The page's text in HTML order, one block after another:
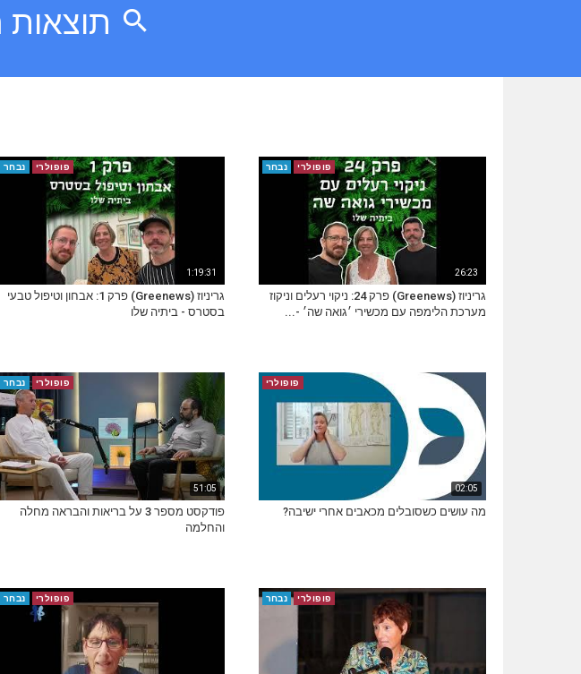
תוצאות
26:23
פופולרי נבחר
גריניוז (Greenews) פרק 24: ניקוי רעלים וניקוז
מערכת הלימפה עם מכשירי ׳גואה שה׳ -...
1:19:31
פופולרי נבחר
גריניוז (Greenews) פרק 1: אבחון וטיפול טבעי
בסטרס - ביתיה שלו
02:05
פופולרי
מה עושים כשסובלים מכאבים אחרי ישיבה?
51:05
פופולרי נבחר
פודקסט מספר 3 על בריאות והבראה מחלה
והחלמה
פופולרי נבחר פופולרי נבחר